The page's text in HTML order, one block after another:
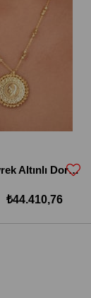
22 Ayar Çeyrek Altınlı Dorika Toplu Kolye
₺44.410,76